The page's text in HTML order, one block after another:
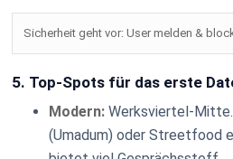
Sicherheit geht vor: User melden &
5. Top-Spots für das erste
Modern: Werksviertel-
(Umadum) oder Streetfood